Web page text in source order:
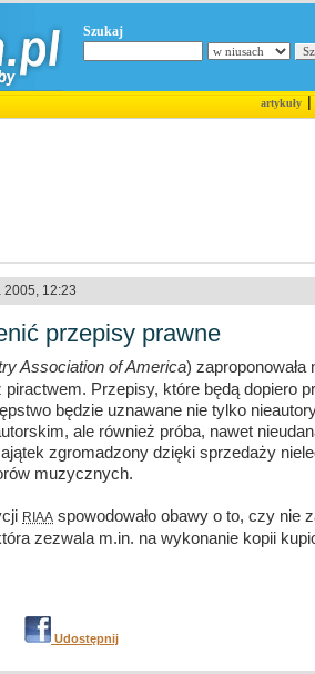
Szukaj
artykuły|
2005, 12:23
przepisy prawne
Association of America)
Przepisy, które będą dopiero
będzie uznawane nie tylko
ale również próba, nawet
zgromadzony dzięki sprzedaży
muzycznych.
RIAA spowodowało obawy o to, czy nie
zezwala m.in. na wykonanie kopii
Udostępnij